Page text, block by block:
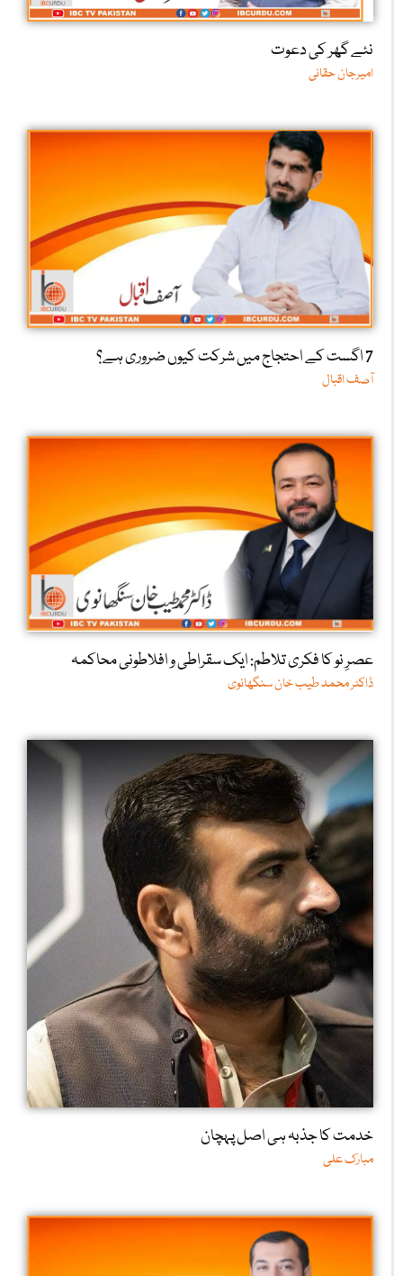
نئے گھر کی دعوت
امیرجان حقانی
7 اگست کے احتجاج میں شرکت کیوں ضروری ہے؟
آصف اقبال
عصرِ نو کا فکری تلاطم: ایک سقراطی و افلاطونی محاکمہ
ڈاکٹر محمد طیب خان سنگھانوی
خدمت کا جذبہ ہی اصل پہچان
مبارک علی